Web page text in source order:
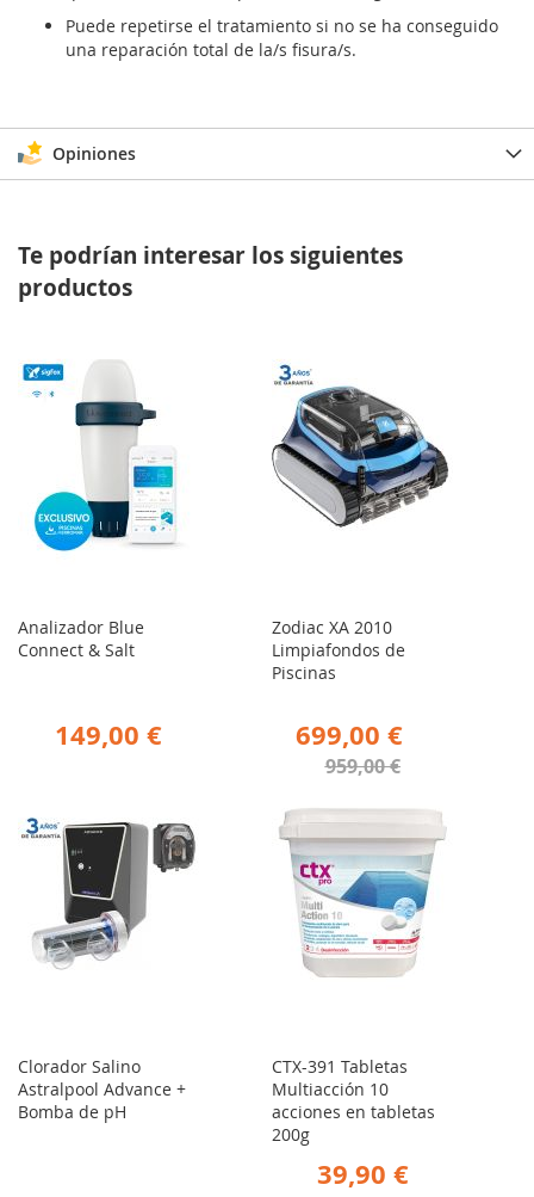
Puede repetirse el tratamiento si no se ha conseguido
una reparación total de la/s fisura/s.
Opiniones
Te podrían interesar los siguientes
productos
Analizador Blue
Connect & Salt
149,00 €
Zodiac XA 2010
Limpiafondos de
Piscinas
699,00 €
959,00 €
Clorador Salino
Astralpool Advance +
Bomba de pH
CTX-391 Tabletas
Multiacción 10
acciones en tabletas
200g
39,90 €